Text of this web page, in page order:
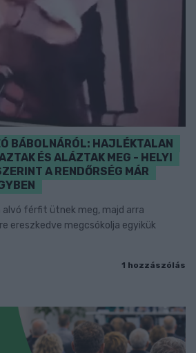
BÁBOLNÁRÓL: HAJLÉKTALAN
ÉS ALÁZTAK MEG - HELYI
A RENDŐRSÉG MÁR
férfit ütnek meg, majd arra
ereszkedve megcsókolja egyikük
1 hozzászólás